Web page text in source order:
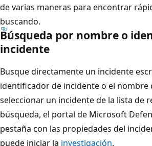
de varias maneras para encontrar
buscando.
Búsqueda por nombre o
incidente
Busque directamente un incidente
identificador de incidente o el nombre
seleccionar un incidente de la lista de
búsqueda, el portal de Microsoft
pestaña con las propiedades del
puede iniciar la investigación.